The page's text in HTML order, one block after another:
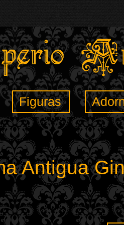
Figuras
Antigua